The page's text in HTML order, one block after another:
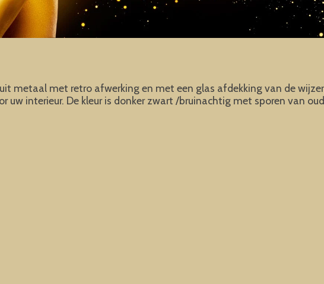
metaal met retro afwerking en met een glas afdekking van de
uw interieur. De kleur is donker zwart /bruinachtig met sporen van